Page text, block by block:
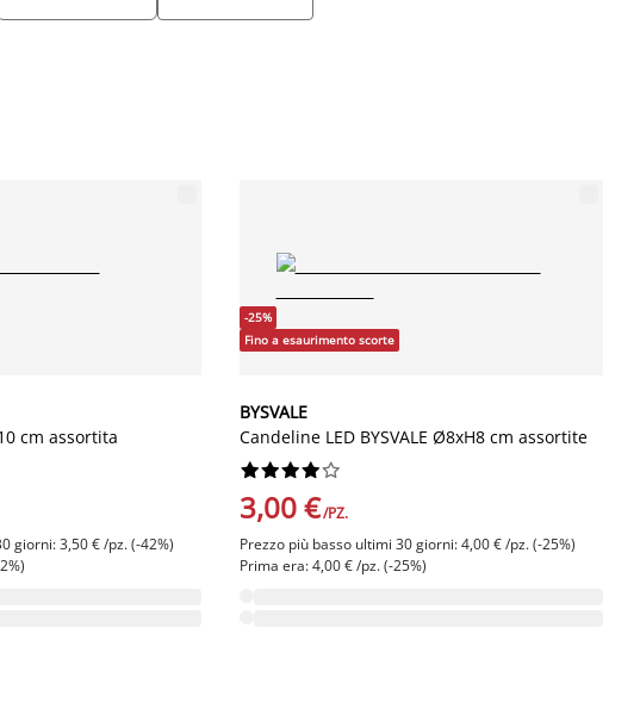
cm assortita
giorni: 3,50 € /pz. (-42%)
-25%
Fino a esaurimento scorte
BYSVALE
Candeline LED BYSVALE Ø8xH8 cm assortite






3,00 €/PZ.
Prezzo più basso ultimi 30 giorni: 4,00 € /pz. (-25%)
Prima era: 4,00 € /pz. (-25%)